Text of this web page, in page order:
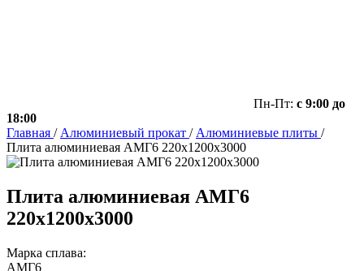
Пн-Пт: с 9:00 до
18:00
Главная / Алюминиевый прокат / Алюминиевые плиты /
Плита алюминиевая АМГ6 220х1200х3000
Плита алюминиевая АМГ6
220х1200х3000
Марка сплава:
АМГ6